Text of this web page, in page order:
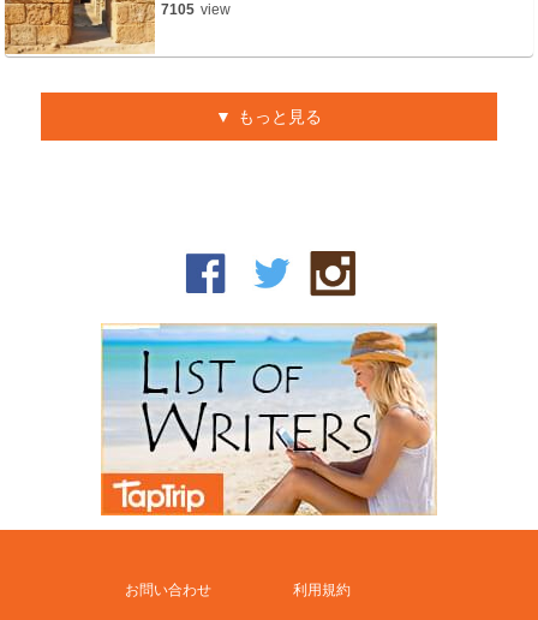
7105 view
もっと見る
お問い合わせ 利用規約